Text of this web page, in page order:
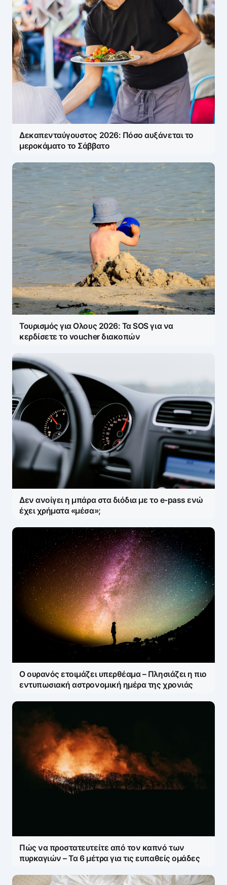
Δεκαπενταύγουστος 2026: Πόσο αυξάνεται το
μεροκάματο το Σάββατο
Τουρισμός για Ολους 2026: Τα SOS για να
κερδίσετε το voucher διακοπών
Δεν ανοίγει η μπάρα στα διόδια με το e-pass ενώ
έχει χρήματα «μέσα»;
Ο ουρανός ετοιμάζει υπερθέαμα – Πλησιάζει η πιο
εντυπωσιακή αστρονομική ημέρα της χρονιάς
Πώς να προστατευτείτε από τον καπνό των
πυρκαγιών – Τα 6 μέτρα για τις ευπαθείς ομάδες